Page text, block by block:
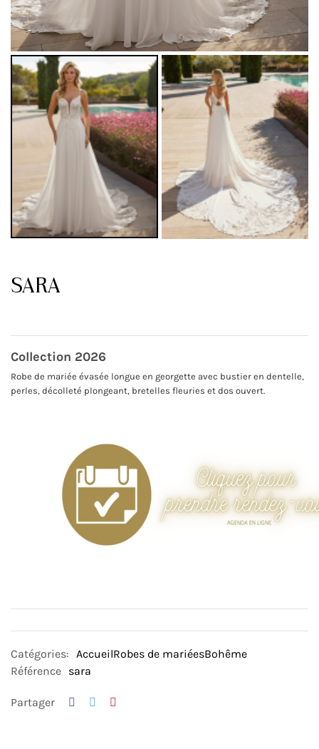
SARA
Collection 2026
Robe de mariée évasée longue en georgette avec bustier en dentelle,
perles, décolleté plongeant, bretelles fleuries et dos ouvert.
Catégories: AccueilRobes de mariéesBohême
Référence sara
Partager